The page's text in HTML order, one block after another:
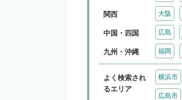
関西 大阪
中国・四国 広島
九州・沖縄 福岡
よく検索され
るエリア
横浜市
広島市